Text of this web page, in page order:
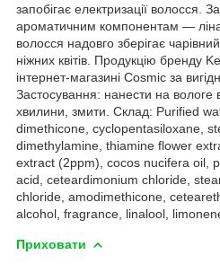
запобігає електризації волосся.
ароматичним компонентам —
волосся надовго зберігає
ніжних квітів. Продукцію бренду
інтернет-магазині Cosmic за
Застосування: нанести на
хвилини, змити. Склад: Purified
dimethicone, cyclopentasiloxane,
dimethylamine, thiamine flower
extract (2ppm), cocos nucifera oil,
acid, ceteardimonium chloride,
chloride, amodimethicone,
alcohol, fragrance, linalool,
Приховати